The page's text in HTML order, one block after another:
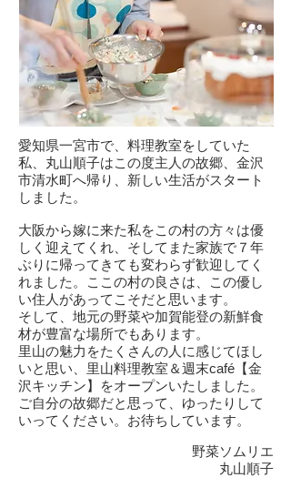
愛知県一宮市で、料理教室をしていた
私、丸山順子はこの度主人の故郷、金沢
市清水町へ帰り、新しい生活がスタート
しました。
大阪から嫁に来た私をこの村の方々は優
しく迎えてくれ、そしてまた家族で７年
ぶりに帰ってきても変わらず歓迎してく
れました。ここの村の良さは、この優し
い住人があってこそだと思います。
そして、地元の野菜や加賀能登の新鮮食
材が豊富な場所でもあります。
里山の魅力をたくさんの人に感じてほし
いと思い、里山料理教室＆週末café【金
沢キッチン】をオープンいたしました。
ご自分の故郷だと思って、ゆったりして
いってください。お待ちしています。
野菜ソムリエ
丸山順子